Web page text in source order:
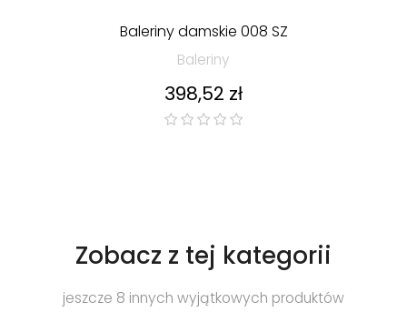
Baleriny damskie 008 SZ
Baleriny
Cena
398,52 zł
Zobacz z tej kategorii
jeszcze 8 innych wyjątkowych produktów